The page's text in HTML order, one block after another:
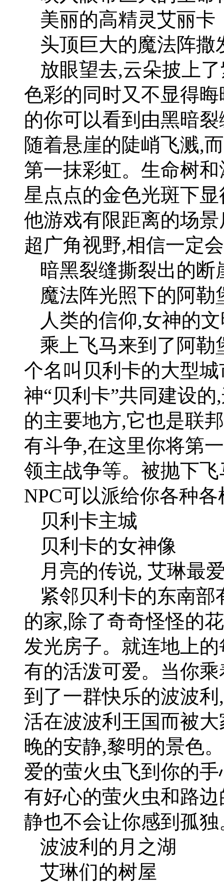
美丽的高精灵艾丽卡
头顶巨大的魔法阵撒
放眼望去,云朵披上
色彩的同时又不显得
的你可以看到由黑暗
随着悬崖的陡峭飞溅,
第一抹彩虹。生命树
星点点的金色光斑下
他游戏有限距离的场
超广角视野,相信一定
暗黑裂缝撕裂出的断
魔法阵光照下的阿勒
人类的信仰,女神的
乘上飞马来到了阿勒
个名叫贝利卡的大型
神“贝利卡”共同建设
的主要地方,它也是联
有斗争,在这里你将第
领主战争等。被抛下
NPC可以派给你各种
贝利卡主城
贝利卡的女神像
月亮的传说, 艾琳最
紧邻贝利卡的东南
的家,除了奇奇怪怪的
发光房子。就连地上
有的活泼可爱。当你
到了一群快乐的波波
活在波波利王国而被
晚的安静,黎明的景色
爱的萤火虫飞到你的
有好心的萤火虫和路
静也不会让你感到孤独
波波利的月之湖
艾琳们的树屋